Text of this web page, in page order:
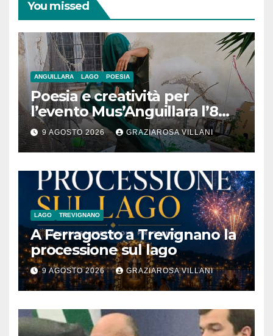
You missed
ANGUILLARA LAGO POESIA
Poesia e creatività per
l’evento Mus’Anguillara l’8
agosto 2026 al Museo
Contadino
9 AGOSTO 2026 GRAZIAROSA VILLANI
LAGO TREVIGNANO
A Ferragosto a Trevignano la
processione sul lago
9 AGOSTO 2026 GRAZIAROSA VILLANI